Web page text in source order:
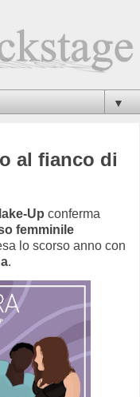
▼
al fianco di
Up conferma
femminile
lo scorso anno con
.